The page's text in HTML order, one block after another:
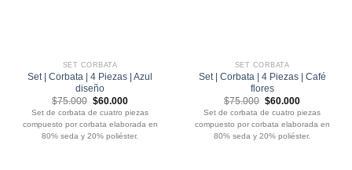
SET CORBATA
Set | Corbata | 4 Piezas | Azul
diseño
$75.000 El
precio
original
era:
$75.000.
$60.000El
precio
actual
es:
$60.000.
Set de corbata de cuatro piezas
compuesto por corbata elaborada en
80% seda y 20% poliéster.
SET CORBATA
Set | Corbata | 4 Piezas | Café
flores
$75.000 El
precio
original
era:
$75.000.
$60.000El
precio
actual
es:
$60.000.
Set de corbata de cuatro piezas
compuesto por corbata elaborada en
80% seda y 20% poliéster.